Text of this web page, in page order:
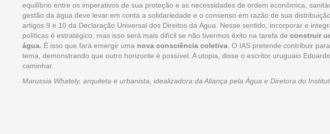
equilíbrio entre os imperativos de sua proteção e as necessidades de ordem econômica,
gestão da água deve levar em conta a solidariedade e o consenso em razão de sua
artigos 9 e 10 da Declaração Universal dos Direitos da Água. Nesse sentido, incorporar e
políticas é estratégico, mas isso será mais difícil se não tivermos êxito na tarefa de construir
água. É isso que fará emergir uma nova consciência coletiva . O IAS pretende contribuir
tema, demonstrando que outro horizonte é possível. A utopia, disse o escritor uruguaio
caminhar.
Marussia Whately, arquiteta e urbanista, idealizadora da Aliança pela Água e Diretora do